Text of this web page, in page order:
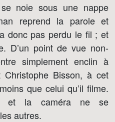
noie sous une nappe
reprend la parole et
donc pas perdu le fil ; et
D’un point de vue non-
simplement enclin à
Bisson, à cet
que celui qu’il filme.
et la caméra ne se
autres.